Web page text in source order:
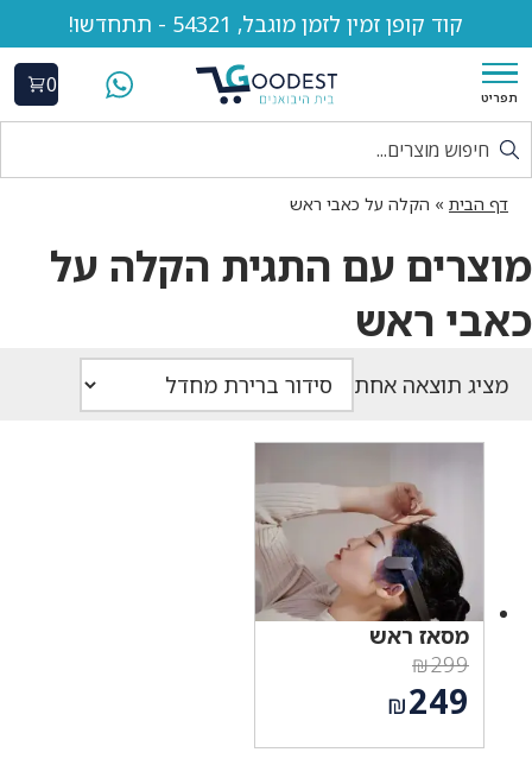
קוד קופן זמין לזמן מוגבל, 54321 - תתחדשו!
תפריט
0
דף הבית » הקלה על כאבי ראש
מוצרים עם התגית הקלה על
כאבי ראש
מציג תוצאה אחת
מסאז ראש
₪299
המחיר
המקורי
היה:
₪249